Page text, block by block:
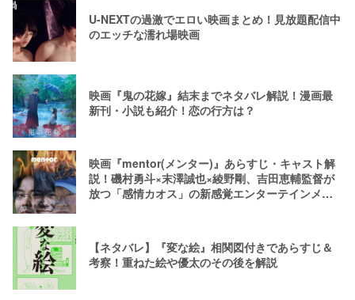
U-NEXTの過激でエロい映画まとめ！見放題配信中
のエッチな濡れ場映画
映画『鬼の花嫁』結末までネタバレ解説！漫画最
新刊・小説も紹介！恋の行方は？
映画『mentor(メンター)』あらすじ・キャスト解
説！磯村勇斗×末澤誠也×綾野剛、吉田恵輔監督が
放つ「感情カオス」の新感覚エンターテインメン
【ネタバレ】『変な絵』相関図付きであらすじ＆
考察！重ねた絵や優太のその後を解説